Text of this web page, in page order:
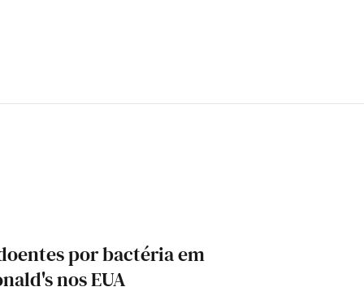
por bactéria em
nos EUA